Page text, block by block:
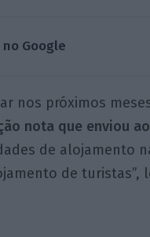
Google
nos próximos
nota que enviou
de alojamento
de turistas”,